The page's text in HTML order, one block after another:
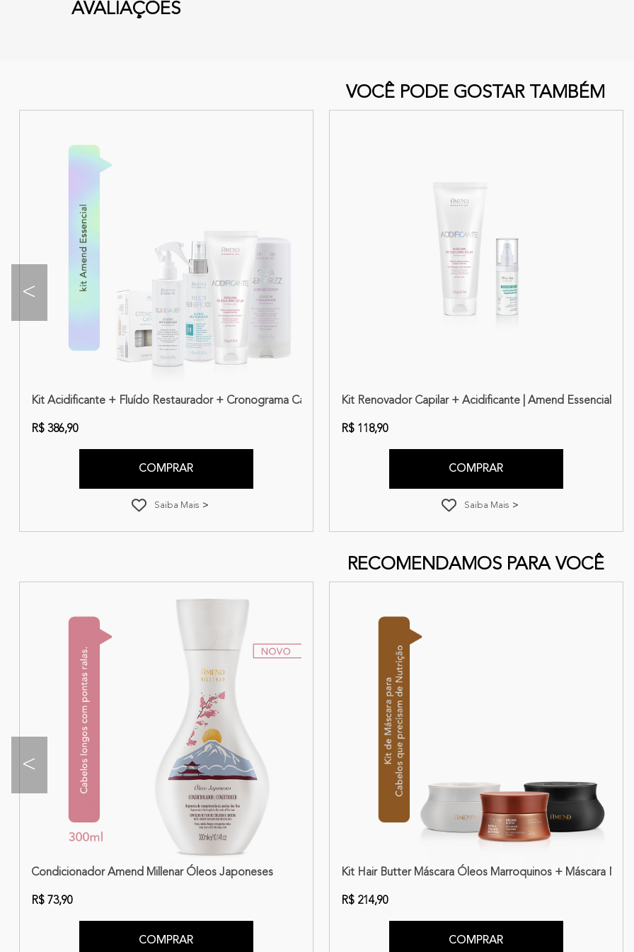
AVALIAÇÕES
VOCÊ PODE GOSTAR TAMBÉM
<
+ Seca Sem Frizz + Fluído Blindagem | Amend Essencial
Kit Acidificante + Fluído Restaurador + Cronograma Capilar Superdoses de Reparação + Seca Sem Frizz + Fluído
R$ 386,90
COMPRAR
Saiba Mais
Kit Renovador Capilar + Acidificante | Amend Essencial
R$ 118,90
COMPRAR
Saiba Mais
RECOMENDAMOS PARA VOCÊ
<
Condicionador Amend Millenar Óleos Japoneses
R$ 73,90
COMPRAR
Kit Hair Butter Máscara Óleos Marroquinos + Máscara
R$ 214,90
COMPRAR